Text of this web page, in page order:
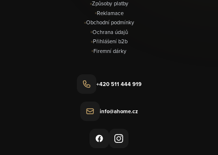
Způsoby platby
Reklamace
Obchodní podmínky
Ochrana údajů
Přihlášení b2b
Firemní dárky
+420 511 444 919
info@ahome.cz